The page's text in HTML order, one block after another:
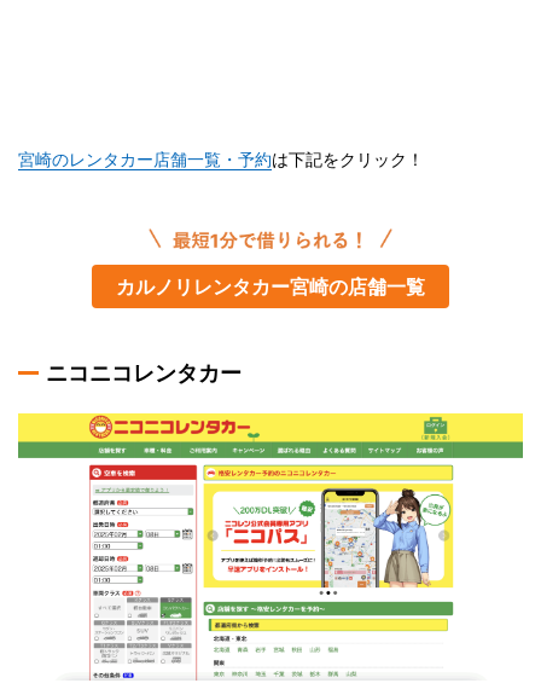
宮崎のレンタカー店舗一覧・予約は下記をクリック！
カルノリレンタカー宮崎の店舗一覧
ニコニコレンタカー